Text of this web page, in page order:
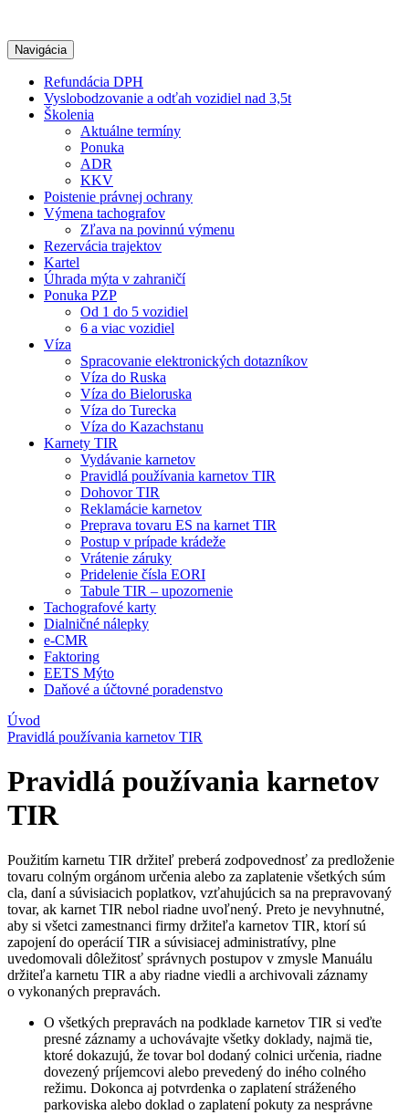
Navigácia
Refundácia DPH
Vyslobodzovanie a odťah vozidiel nad 3,5t
Školenia
Aktuálne termíny
Ponuka
ADR
KKV
Poistenie právnej ochrany
Výmena tachografov
Zľava na povinnú výmenu
Rezervácia trajektov
Kartel
Úhrada mýta v zahraničí
Ponuka PZP
Od 1 do 5 vozidiel
6 a viac vozidiel
Víza
Spracovanie elektronických dotazníkov
Víza do Ruska
Víza do Bieloruska
Víza do Turecka
Víza do Kazachstanu
Karnety TIR
Vydávanie karnetov
Pravidlá používania karnetov TIR
Dohovor TIR
Reklamácie karnetov
Preprava tovaru ES na karnet TIR
Postup v prípade krádeže
Vrátenie záruky
Pridelenie čísla EORI
Tabule TIR – upozornenie
Tachografové karty
Dialničné nálepky
e-CMR
Faktoring
EETS Mýto
Daňové a účtovné poradenstvo
Úvod
Pravidlá používania karnetov TIR
Pravidlá používania karnetov
TIR
Použitím karnetu TIR držiteľ preberá zodpovednosť za predloženie
tovaru colným orgánom určenia alebo za zaplatenie všetkých súm
cla, daní a súvisiacich poplatkov, vzťahujúcich sa na prepravovaný
tovar, ak karnet TIR nebol riadne uvoľnený. Preto je nevyhnutné,
aby si všetci zamestnanci firmy držiteľa karnetov TIR, ktorí sú
zapojení do operácií TIR a súvisiacej administratívy, plne
uvedomovali dôležitosť správnych postupov v zmysle Manuálu
držiteľa karnetu TIR a aby riadne viedli a archivovali záznamy
o vykonaných prepravách.
O všetkých prepravách na podklade karnetov TIR si veďte
presné záznamy a uchovávajte všetky doklady, najmä tie,
ktoré dokazujú, že tovar bol dodaný colnici určenia, riadne
dovezený príjemcovi alebo prevedený do iného colného
režimu. Dokonca aj potvrdenka o zaplatení stráženého
parkoviska alebo doklad o zaplatení pokuty za nesprávne